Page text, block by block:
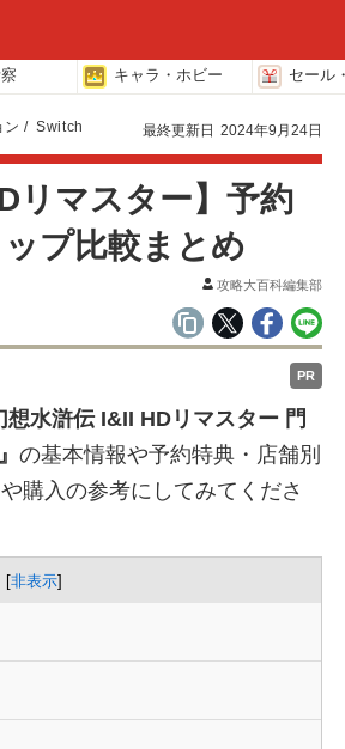
キャラ・ホビー セール
ン Switch 最終更新日 2024年9月24日
リマスター】予約
プ比較まとめ
攻略大百科編集部
PR
想水滸伝 I&II HDリマスター 門
の基本情報や予約特典・店舗別
購入の参考にしてみてくださ
[非表示]